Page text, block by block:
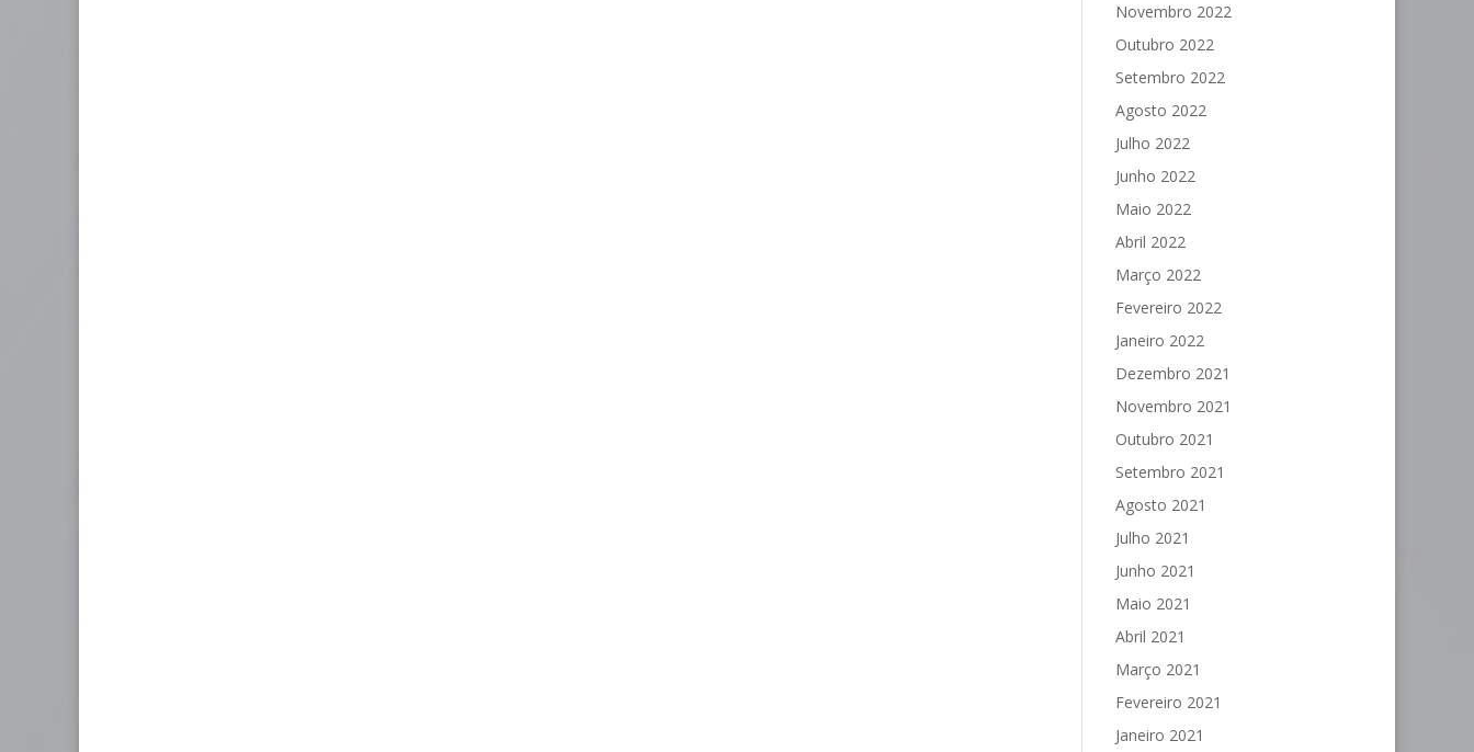
Novembro 2022
Outubro 2022
Setembro 2022
Agosto 2022
Julho 2022
Junho 2022
Maio 2022
Abril 2022
Março 2022
Fevereiro 2022
Janeiro 2022
Dezembro 2021
Novembro 2021
Outubro 2021
Setembro 2021
Agosto 2021
Julho 2021
Junho 2021
Maio 2021
Abril 2021
Março 2021
Fevereiro 2021
Janeiro 2021